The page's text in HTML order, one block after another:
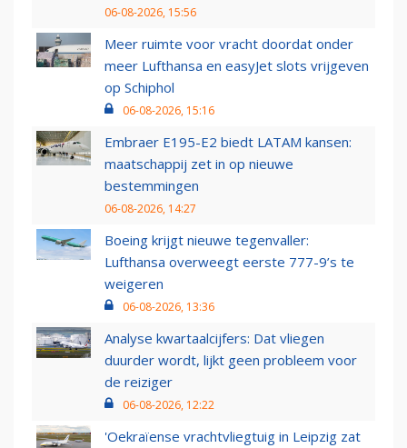
06-08-2026, 15:56
Meer ruimte voor vracht doordat onder
meer Lufthansa en easyJet slots vrijgeven
op Schiphol
06-08-2026, 15:16
Embraer E195-E2 biedt LATAM kansen:
maatschappij zet in op nieuwe
bestemmingen
06-08-2026, 14:27
Boeing krijgt nieuwe tegenvaller:
Lufthansa overweegt eerste 777-9’s te
weigeren
06-08-2026, 13:36
Analyse kwartaalcijfers: Dat vliegen
duurder wordt, lijkt geen probleem voor
de reiziger
06-08-2026, 12:22
'Oekraïense vrachtvliegtuig in Leipzig zat